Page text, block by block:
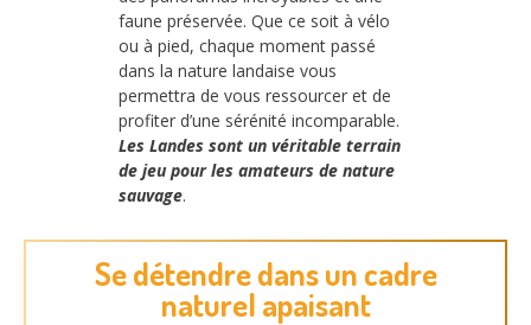
faune préservée. Que ce soit à vélo
ou à pied, chaque moment passé
dans la nature landaise vous
permettra de vous ressourcer et de
profiter d’une sérénité incomparable.
Les Landes sont un véritable terrain
de jeu pour les amateurs de nature
sauvage.
Se détendre dans un cadre
naturel apaisant